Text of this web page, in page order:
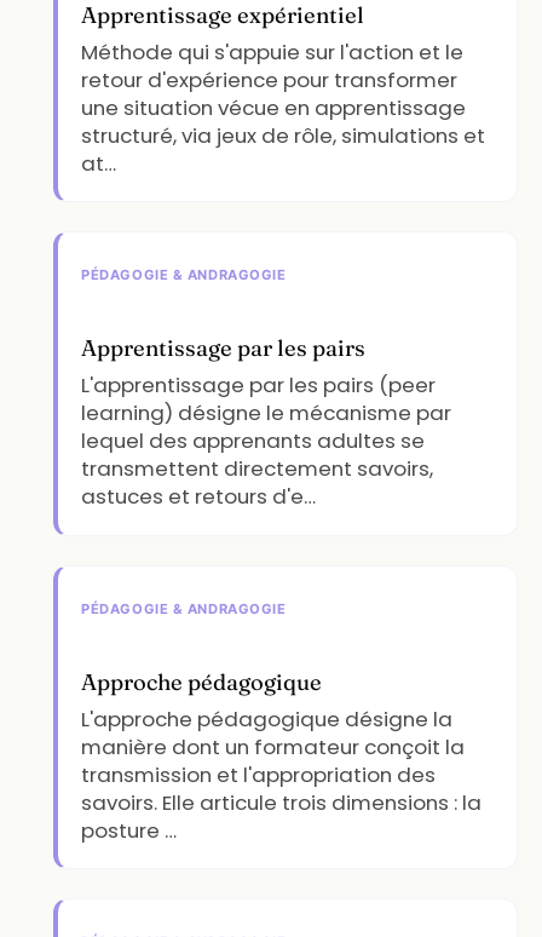
Apprentissage expérientiel
Méthode qui s'appuie sur l'action et le
retour d'expérience pour transformer
une situation vécue en apprentissage
structuré, via jeux de rôle, simulations et
at…
PÉDAGOGIE & ANDRAGOGIE
Apprentissage par les pairs
L'apprentissage par les pairs (peer
learning) désigne le mécanisme par
lequel des apprenants adultes se
transmettent directement savoirs,
astuces et retours d'e…
PÉDAGOGIE & ANDRAGOGIE
Approche pédagogique
L'approche pédagogique désigne la
manière dont un formateur conçoit la
transmission et l'appropriation des
savoirs. Elle articule trois dimensions : la
posture …